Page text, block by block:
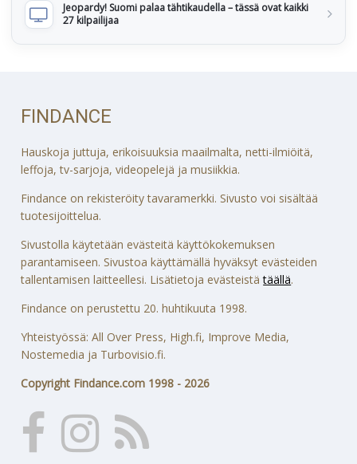
Jeopardy! Suomi palaa tähtikaudella – tässä ovat kaikki
27 kilpailijaa
FINDANCE
Hauskoja juttuja, erikoisuuksia maailmalta, netti-ilmiöitä,
leffoja, tv-sarjoja, videopelejä ja musiikkia.
Findance on rekisteröity tavaramerkki. Sivusto voi sisältää
tuotesijoittelua.
Sivustolla käytetään evästeitä käyttökokemuksen
parantamiseen. Sivustoa käyttämällä hyväksyt evästeiden
tallentamisen laitteellesi. Lisätietoja evästeistätäällä.
Findance on perustettu 20. huhtikuuta 1998.
Yhteistyössä: All Over Press, High.fi, Improve Media,
Nostemedia ja Turbovisio.fi.
Copyright Findance.com 1998 - 2026